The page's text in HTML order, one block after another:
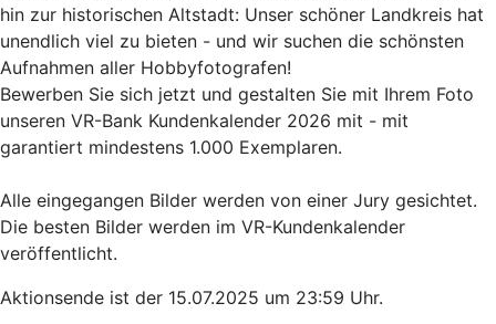
hin zur historischen Altstadt: Unser schöner Landkreis hat
unendlich viel zu bieten - und wir suchen die schönsten
Aufnahmen aller Hobbyfotografen!
Bewerben Sie sich jetzt und gestalten Sie mit Ihrem Foto
unseren VR-Bank Kundenkalender 2026 mit - mit
garantiert mindestens 1.000 Exemplaren.
Alle eingegangen Bilder werden von einer Jury gesichtet.
Die besten Bilder werden im VR-Kundenkalender
veröffentlicht.
Aktionsende ist der 15.07.2025 um 23:59 Uhr.